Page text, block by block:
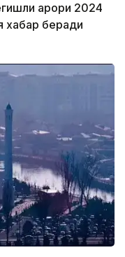
қарори 2024
хабар беради